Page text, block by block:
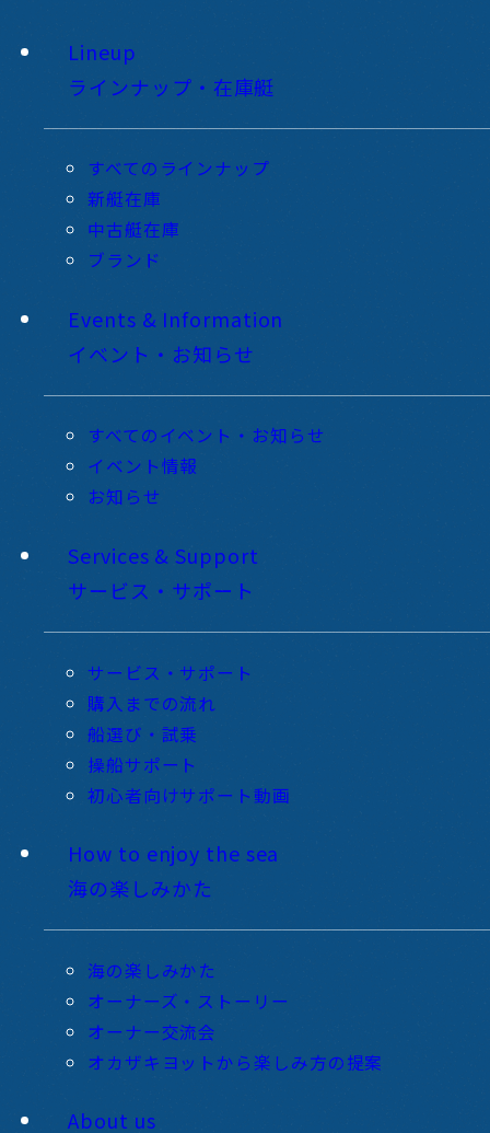
Lineup
ラインナップ・在庫艇
すべてのラインナップ
新艇在庫
中古艇在庫
ブランド
Events & Information
イベント・お知らせ
すべてのイベント・お知らせ
イベント情報
お知らせ
Services & Support
サービス・サポート
サービス・サポート
購入までの流れ
船選び・試乗
操船サポート
初心者向けサポート動画
How to enjoy the sea
海の楽しみかた
海の楽しみかた
オーナーズ・ストーリー
オーナー交流会
オカザキヨットから楽しみ方の提案
About us